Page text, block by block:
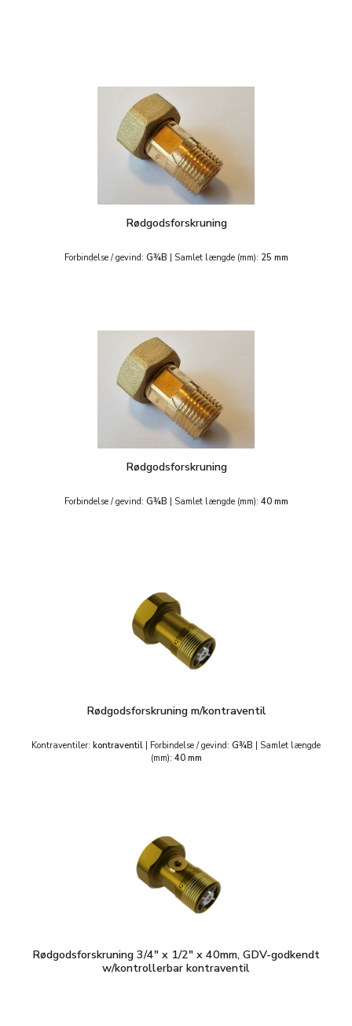
Rødgodsforskruning
Forbindelse / gevind: G¾B Samlet længde (mm): 25 mm
Rødgodsforskruning
Forbindelse / gevind: G¾B Samlet længde (mm): 40 mm
Rødgodsforskruning m/kontraventil
Kontraventiler: kontraventil Forbindelse / gevind: G¾B
(mm): 40 mm
Rødgodsforskruning 3/4" x 1/2" x 40mm, GDV-godkendt
w/kontrollerbar kontraventil